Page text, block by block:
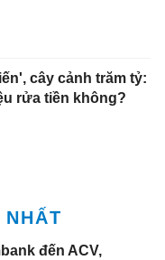
cây cảnh trăm tỷ:
rửa tiền không?
đến ACV,